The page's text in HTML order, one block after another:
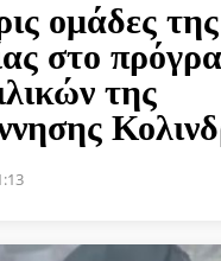
ομάδες της
στο
της